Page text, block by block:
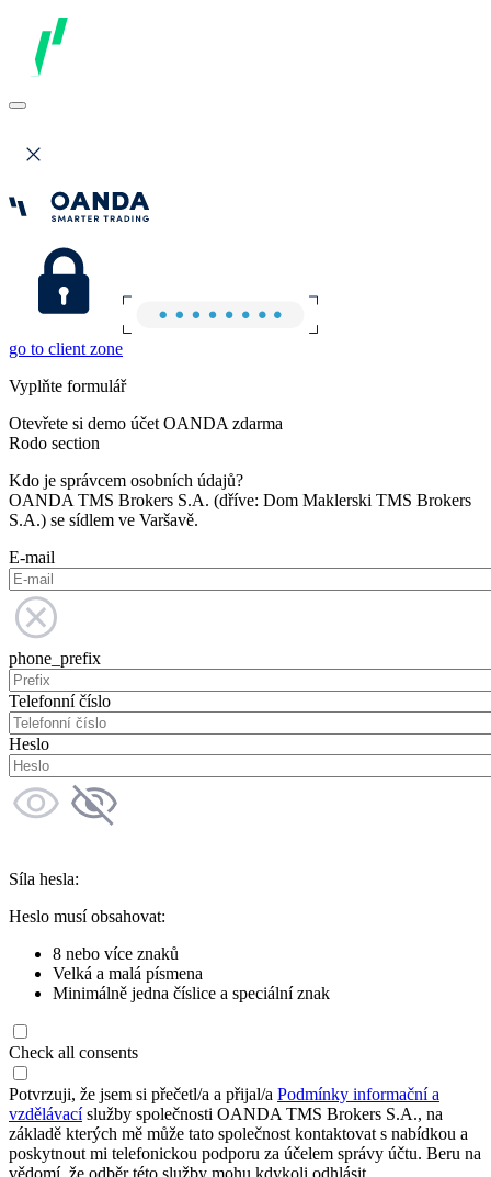
go to client zone
Vyplňte formulář
Otevřete si demo účet OANDA zdarma
Rodo section
Kdo je správcem osobních údajů?
OANDA TMS Brokers S.A. (dříve: Dom Maklerski TMS Brokers
S.A.) se sídlem ve Varšavě.
E-mail
phone_prefix
Telefonní číslo
Heslo
Síla hesla:
Heslo musí obsahovat:
8 nebo více znaků
Velká a malá písmena
Minimálně jedna číslice a speciální znak
Check all consents
Potvrzuji, že jsem si přečetl/a a přijal/a Podmínky informační a
vzdělávacíslužby společnosti OANDA TMS Brokers S.A., na
základě kterých mě může tato společnost kontaktovat s nabídkou a
poskytnout mi telefonickou podporu za účelem správy účtu. Beru na
vědomí, že odběr této služby mohu kdykoli odhlásit.